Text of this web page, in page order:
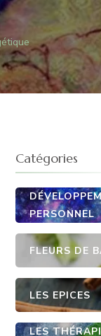
Catégories
PERSONNEL
FLEURS DE
LES EPICES
LES